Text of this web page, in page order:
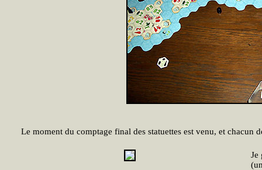
Le moment du comptage final des statuettes est venu, et chacun
Je